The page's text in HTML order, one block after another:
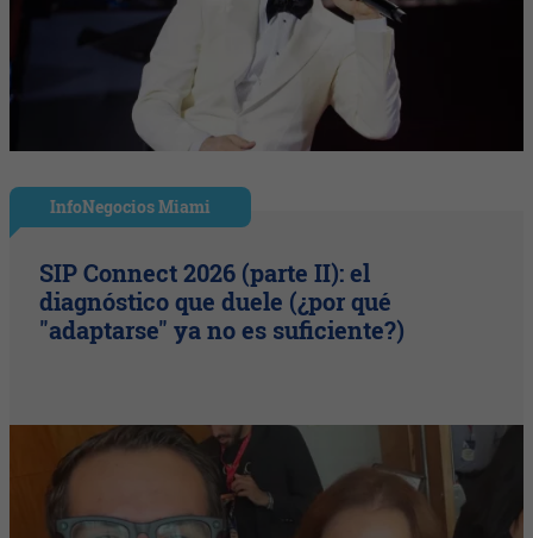
InfoNegocios Miami
SIP Connect 2026 (parte II): el
diagnóstico que duele (¿por qué
"adaptarse" ya no es suficiente?)